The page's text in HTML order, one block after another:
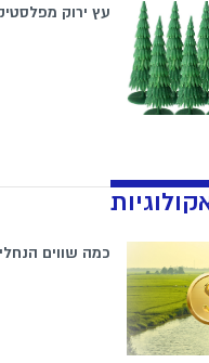
עץ ירוק
כמה שווים